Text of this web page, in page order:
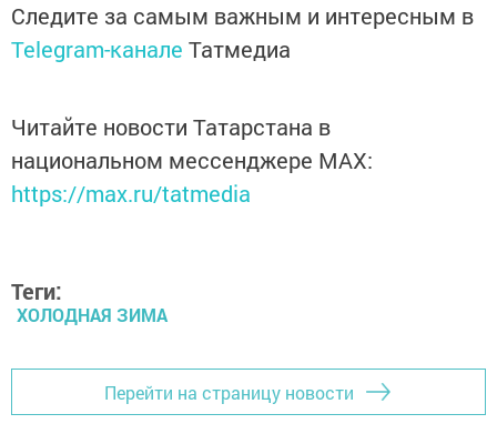
Следите за самым важным и интересным в
Telegram-канале Татмедиа
Читайте новости Татарстана в
национальном мессенджере MАХ:
https://max.ru/tatmedia
Теги:
ХОЛОДНАЯ ЗИМА
Перейти на страницу новости